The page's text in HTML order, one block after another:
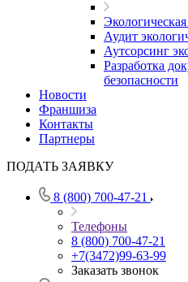
Аудит
Аутсорсинг
Разработка
безопасности
Новости
Франшиза
Контакты
Партнеры
ПОДАТЬ ЗАЯВКУ
8 (800) 700-47-21
Телефоны
8 (800) 700-47-21
+7(3472)99-63-99
Заказать звонок